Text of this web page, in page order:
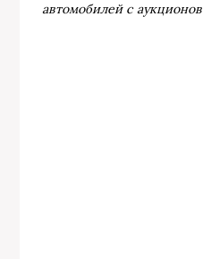
автомобилей с аукционов